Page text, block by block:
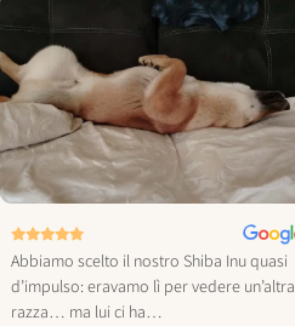
Abbiamo scelto il nostro Shiba Inu quasi
d’impulso: eravamo lì per vedere un’altra
razza… ma lui ci ha…